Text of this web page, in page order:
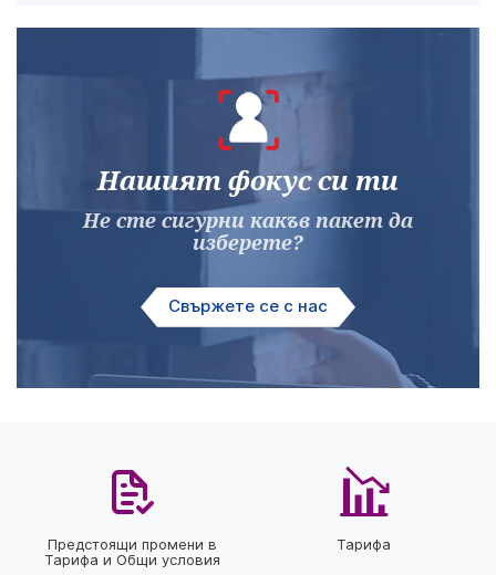
Нашият фокус си ти
Не сте сигурни какъв пакет да
изберете?
Свържете се с нас
Предстоящи промени в
Тарифа и Общи условия
Тарифа